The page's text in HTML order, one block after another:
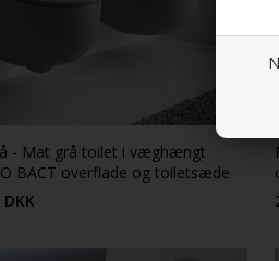
- Mat grå toilet i væghængt
BACT overflade og toiletsæde
DKK